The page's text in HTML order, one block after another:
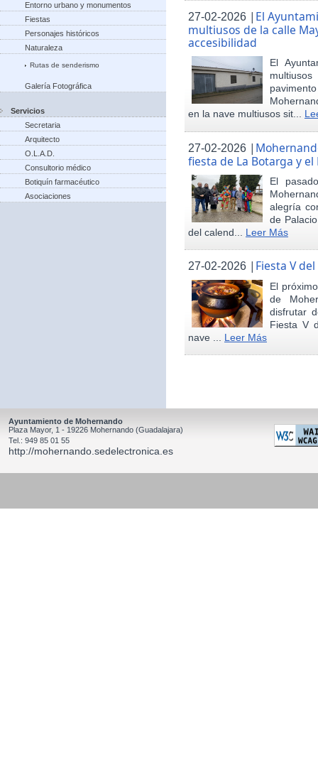
Entorno urbano y monumentos
Fiestas
Personajes históricos
Naturaleza
Rutas de senderismo
Galería Fotográfica
Servicios
Secretaria
Arquitecto
O.L.A.D.
Consultorio médico
Botiquín farmacéutico
Asociaciones
27-02-2026 | El
multiusos de la calle
accesibilidad
El
en la nave multiusos sit...
27-02-2026 |
fiesta de La Botarga y
El
alegría
de
del calend... Leer Más
27-02-2026 | Fiesta V
El
de
disfrutar
Fiesta V
nave ... Leer Más
Ayuntamiento de Mohernando
Plaza Mayor, 1 - 19226 Mohernando (Guadalajara)
Tel.: 949 85 01 55
http://mohernando.sedelectronica.es